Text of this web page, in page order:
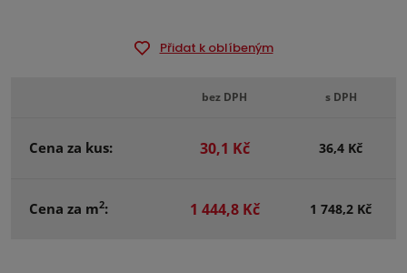
Přidat k oblíbeným
bez DPH s DPH
Cena za kus: 30,1 Kč 36,4 Kč
Cena za m2: 1 444,8 Kč 1 748,2 Kč